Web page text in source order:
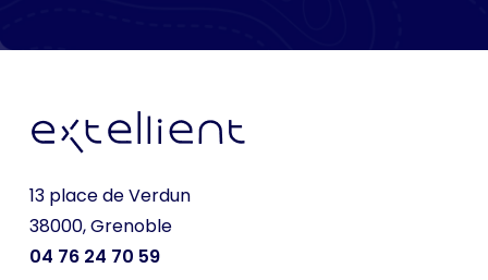
13 place de Verdun
38000, Grenoble
04 76 24 70 59